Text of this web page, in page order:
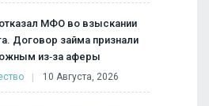
МФО во взыскании
Договор займа признали
из‑за аферы
10 Августа, 2026